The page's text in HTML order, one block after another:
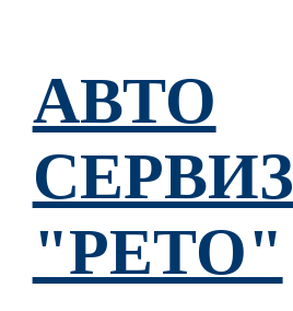
АВТО
СЕРВИЗ
"РЕТО"